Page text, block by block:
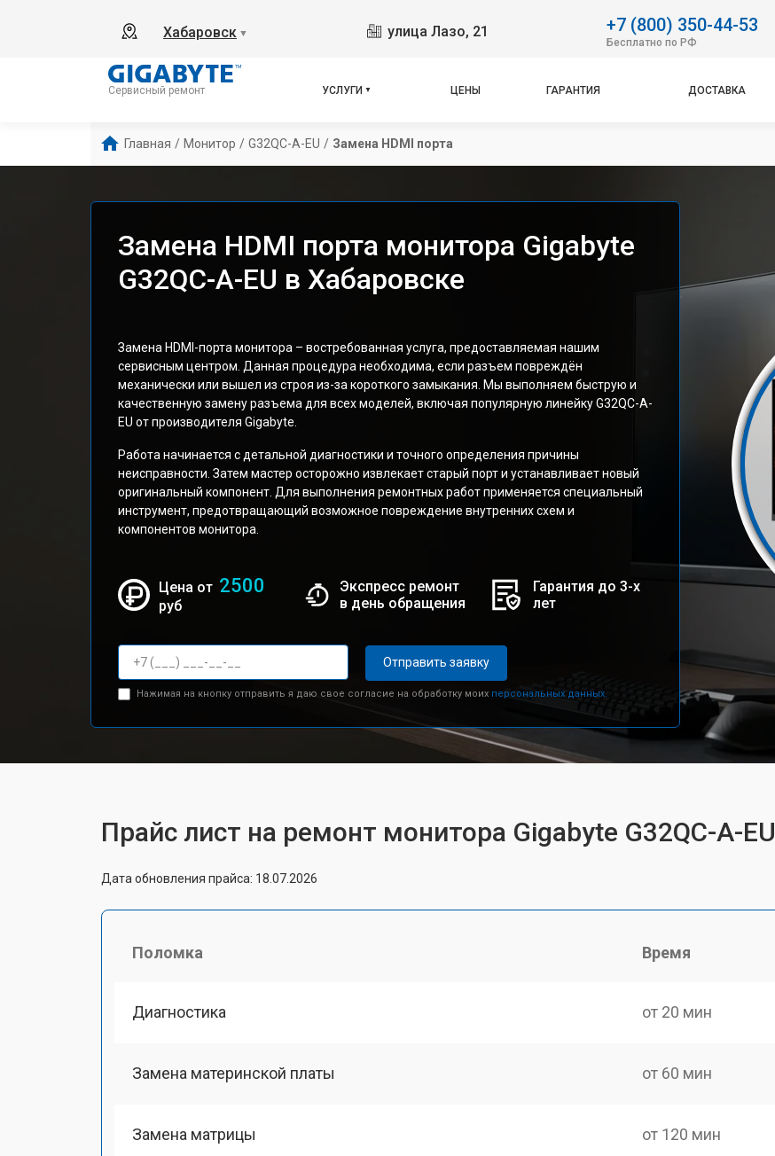
Хабаровск ▼ улица Лазо, 21 +7 (800) 350-44-53
Бесплатно по РФ
Сервисный ремонт УСЛУГИ ЦЕНЫ ГАРАНТИЯ ДОСТАВКА
Главная / Монитор / G32QC-A-EU / Замена HDMI порта
Замена HDMI порта монитора Gigabyte
G32QC-A-EU в Хабаровске
Замена HDMI-порта монитора – востребованная услуга, предоставляемая нашим
сервисным центром. Данная процедура необходима, если разъем повреждён
механически или вышел из строя из-за короткого замыкания. Мы выполняем быструю и
качественную замену разъема для всех моделей, включая популярную линейку G32QC-A-
EU от производителя Gigabyte.
Работа начинается с детальной диагностики и точного определения причины
неисправности. Затем мастер осторожно извлекает старый порт и устанавливает новый
оригинальный компонент. Для выполнения ремонтных работ применяется специальный
инструмент, предотвращающий возможное повреждение внутренних схем и
компонентов монитора.
Цена от 2500
руб
Экспресс ремонт
в день обращения
Гарантия до 3-х
лет
Отправить заявку
Нажимая на кнопку отправить я даю свое согласие на обработку моих персональных данных.
Прайс лист на ремонт монитора Gigabyte G32QC-A-EU
Дата обновления прайса: 18.07.2026
Поломка Время
Диагностика от 20 мин
Замена материнской платы от 60 мин
Замена матрицы от 120 мин